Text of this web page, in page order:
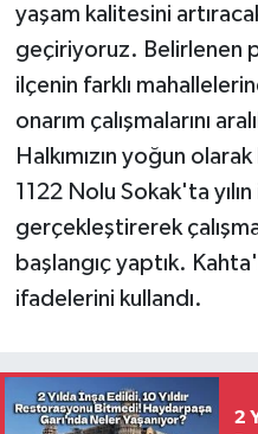
yaşam kalitesini
geçiriyoruz. Belirlenen
ilçenin farklı
onarım çalışmalarını
Halkımızın yoğun
1122 Nolu Sokak'ta
gerçekleştirerek
başlangıç yaptık.
ifadelerini kullandı.
2